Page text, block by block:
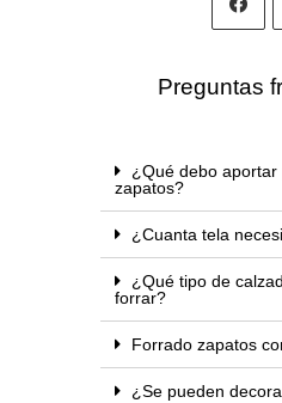
Preguntas
¿Qué debo
zapatos?
¿Cuanta tela
¿Qué tipo de
forrar?
Forrado zapatos
¿Se pueden